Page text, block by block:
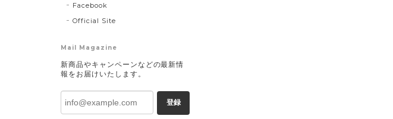
Facebook
Official Site
Mail Magazine
新商品やキャンペーンなどの最新情
報をお届けいたします。
登録